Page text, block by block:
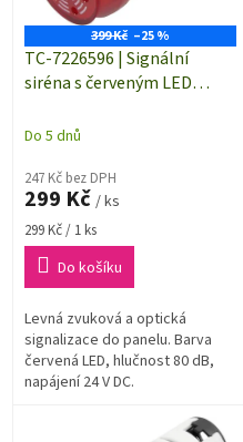
399 Kč –25 %
TC-7226596 | Signální
siréna s červeným LED
| napájení 12 V/DC
Do 5 dnů
247 Kč bez DPH
299 Kč / ks
Měrná
cena:
299 Kč / 1 ks
Do košíku
Levná zvuková a optická
signalizace do panelu. Barva
červená LED, hlučnost 80 dB,
napájení 24 V DC.